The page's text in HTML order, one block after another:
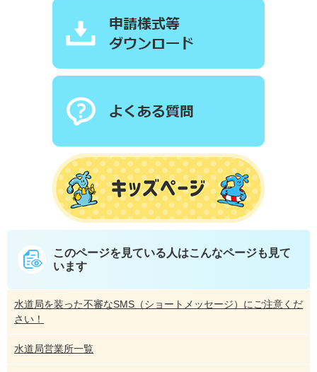
このページを見ている人はこんなページも見て
います
水道局を装った不審なSMS（ショートメッセージ）にご注意くだ
さい！
水道局営業所一覧